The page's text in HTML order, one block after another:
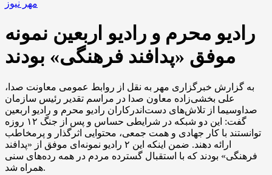
مهر نیوز
رادیو محرم و رادیو اربعین نمونه
موفق «پدافند فرهنگی» بودند
به گزارش خبرگزاری مهر به نقل از روابط عمومی معاونت صدا،
علی بخشی‌زاده معاون صدا در مراسم تقدیر رئیس سازمان
صداوسیما از تلاش‌های دست‌اندرکاران رادیو محرم و رادیو اربعین
گفت: این دو شبکه در شرایطی حساس و پس از جنگ ۱۲ روزه
توانستند با کار جهادی و همت جمعی، محتوایی اثرگذار و پرمخاطب
ارائه دهند. ضمن اینکه این ۲ رادیو نمونه‌ای موفق از «پدافند
فرهنگی» بودند که با استقبال گسترده مردم در همه رده‌های سنی
همراه شد.